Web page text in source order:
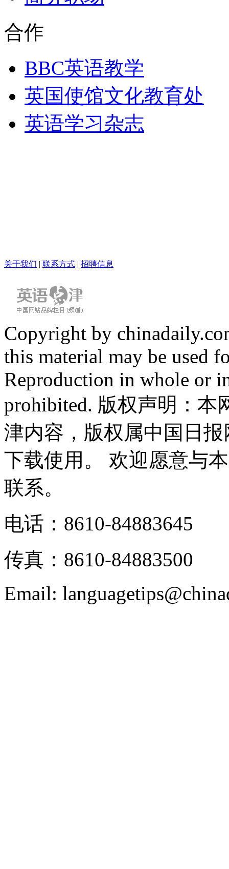
合作
BBC英语教学
英国使馆文化教育处
英语学习杂志
关于我们 | 联系方式 | 招聘信息
Copyright by
this material may be used
Reproduction in whole or
prohibited. 版权声明：
津内容，版权属中国日
下载使用。 欢迎愿意与
联系。
电话：8610-84883645
传真：8610-84883500
Email: